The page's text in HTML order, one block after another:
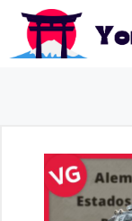
Saltar
contenido